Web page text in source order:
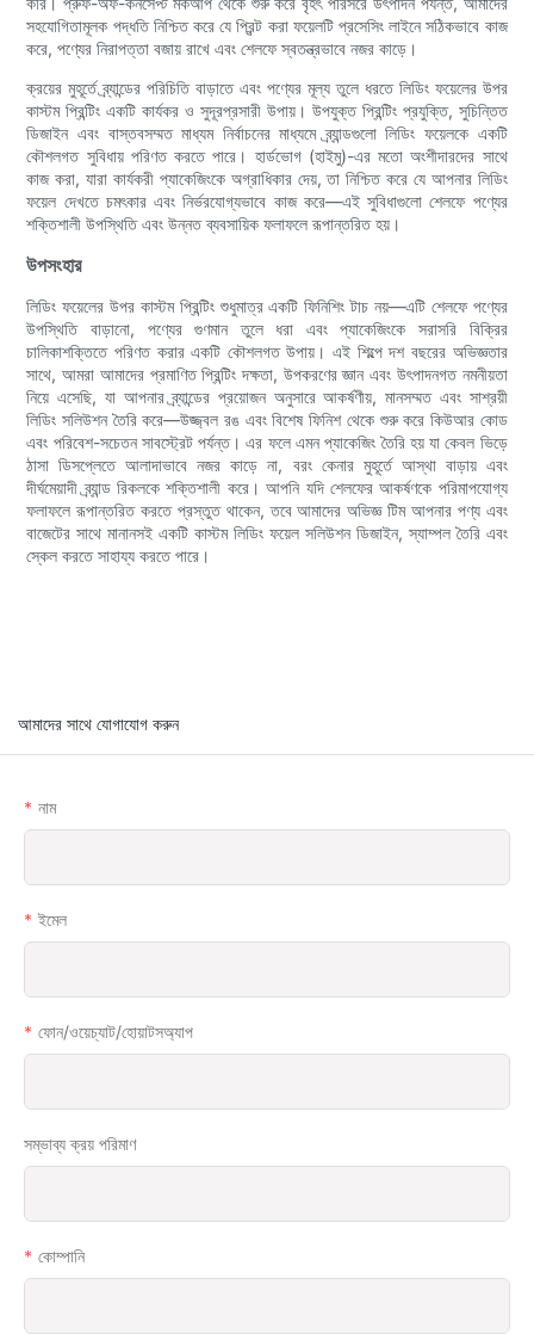
সহযোগিতামূলক পদ্ধতি নিশ্চিত করে যে প্রিন্ট করা ফয়েলটি প্রসেসিং লাইনে সঠিকভাবে কাজ
করে, পণ্যের নিরাপত্তা বজায় রাখে এবং শেলফে স্বতন্ত্রভাবে নজর কাড়ে।
ক্রয়ের মুহূর্তে ব্র্যান্ডের পরিচিতি বাড়াতে এবং পণ্যের মূল্য তুলে ধরতে লিডিং ফয়েলের উপর
কাস্টম প্রিন্টিং একটি কার্যকর ও সুদূরপ্রসারী উপায়। উপযুক্ত প্রিন্টিং প্রযুক্তি, সুচিন্তিত
ডিজাইন এবং বাস্তবসম্মত মাধ্যম নির্বাচনের মাধ্যমে ব্র্যান্ডগুলো লিডিং ফয়েলকে একটি
কৌশলগত সুবিধায় পরিণত করতে পারে। হার্ডভোগ (হাইমু)-এর মতো অংশীদারদের সাথে
কাজ করা, যারা কার্যকরী প্যাকেজিংকে অগ্রাধিকার দেয়, তা নিশ্চিত করে যে আপনার লিডিং
ফয়েল দেখতে চমৎকার এবং নির্ভরযোগ্যভাবে কাজ করে—এই সুবিধাগুলো শেলফে পণ্যের
শক্তিশালী উপস্থিতি এবং উন্নত ব্যবসায়িক ফলাফলে রূপান্তরিত হয়।
উপসংহার
লিডিং ফয়েলের উপর কাস্টম প্রিন্টিং শুধুমাত্র একটি ফিনিশিং টাচ নয়—এটি শেলফে পণ্যের
উপস্থিতি বাড়ানো, পণ্যের গুণমান তুলে ধরা এবং প্যাকেজিংকে সরাসরি বিক্রির
চালিকাশক্তিতে পরিণত করার একটি কৌশলগত উপায়। এই শিল্পে দশ বছরের অভিজ্ঞতার
সাথে, আমরা আমাদের প্রমাণিত প্রিন্টিং দক্ষতা, উপকরণের জ্ঞান এবং উৎপাদনগত নমনীয়তা
নিয়ে এসেছি, যা আপনার ব্র্যান্ডের প্রয়োজন অনুসারে আকর্ষণীয়, মানসম্মত এবং সাশ্রয়ী
লিডিং সলিউশন তৈরি করে—উজ্জ্বল রঙ এবং বিশেষ ফিনিশ থেকে শুরু করে কিউআর কোড
এবং পরিবেশ-সচেতন সাবস্ট্রেট পর্যন্ত। এর ফলে এমন প্যাকেজিং তৈরি হয় যা কেবল ভিড়ে
ঠাসা ডিসপ্লেতে আলাদাভাবে নজর কাড়ে না, বরং কেনার মুহূর্তে আস্থা বাড়ায় এবং
দীর্ঘমেয়াদী ব্র্যান্ড রিকলকে শক্তিশালী করে। আপনি যদি শেলফের আকর্ষণকে পরিমাপযোগ্য
ফলাফলে রূপান্তরিত করতে প্রস্তুত থাকেন, তবে আমাদের অভিজ্ঞ টিম আপনার পণ্য এবং
বাজেটের সাথে মানানসই একটি কাস্টম লিডিং ফয়েল সলিউশন ডিজাইন, স্যাম্পল তৈরি এবং
স্কেল করতে সাহায্য করতে পারে।
আমাদের সাথে যোগাযোগ করুন
নাম
ইমেল
ফোন/ওয়েচ্যাট/হোয়াটসঅ্যাপ
সম্ভাব্য ক্রয় পরিমাণ
কোম্পানি